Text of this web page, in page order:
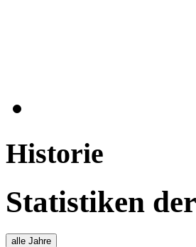
Historie
Statistiken
alle Jahre